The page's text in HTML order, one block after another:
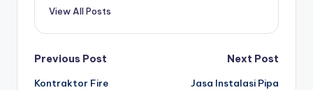
View All Posts
Post
Previous Post
Kontraktor Fire
Next Post
Jasa Instalasi Pipa